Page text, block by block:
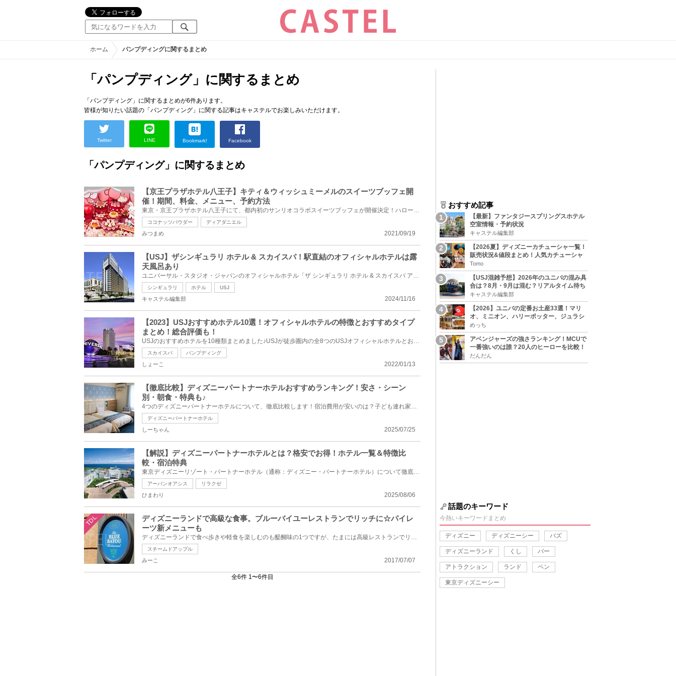
ホーム パンプディングに関するまとめ
「パンプディング」に関するまとめ
「パンプディング」に関するまとめが6件あります。
皆様が知りたい話題の「パンプディング」に関する記事はキャステルでお楽しみいただけます。
Twitter LINE Bookmark! Facebook
「パンプディング」に関するまとめ
【京王プラザホテル八王子】キティ＆ウィッシュミーメルのスイーツブッフェ開
催！期間、料金、メニュー、予約方法
東京・京王プラザホテル八王子にて、都内初のサンリオコラボスイーツブッフェが開催決定！ハローキティ...
ココナッツパウダー ディアダニエル
2021/09/19
みつまめ
【USJ】ザシンギュラリ ホテル & スカイスパ！駅直結のオフィシャルホテルは露
天風呂あり
ユニバーサル・スタジオ・ジャパンのオフィシャルホテル「ザ シンギュラリ ホテル & スカイスパ アット ...
シンギュラリ ホテル USJ
2024/11/16
キャステル編集部
【2023】USJおすすめホテル10選！オフィシャルホテルの特徴とおすすめタイプ
まとめ！総合評価も！
USJのおすすめホテルを10種類まとめました♪USJが徒歩圏内の全8つのUSJオフィシャルホテルとおすすめの2...
スカイスパ パンプディング
2022/01/13
しょーこ
【徹底比較】ディズニーパートナーホテルおすすめランキング！安さ・シーン
別・朝食・特典も♪
4つのディズニーパートナーホテルについて、徹底比較します！宿泊費用が安いのは？子ども連れ家族向けな...
ディズニーパートナーホテル
2025/07/25
しーちゃん
【解説】ディズニーパートナーホテルとは？格安でお得！ホテル一覧＆特徴比
較・宿泊特典
東京ディズニーリゾート・パートナーホテル（通称：ディズニー・パートナーホテル）について徹底解説！...
アーバンオアシス リラクゼ
2025/08/06
ひまわり
TDL
ディズニーランドで高級な食事。ブルーバイユーレストランでリッチに☆パイレ
ーツ新メニューも
ディズニーランドで食べ歩きや軽食を楽しむのも醍醐味の1つですが、たまには高級レストランでリッチなお...
スチームドアップル
2017/07/07
みーこ
全6件 1〜6件目
おすすめ記事
【最新】ファンタジースプリングスホテル
空室情報・予約状況
キャステル編集部
【2026夏】ディズニーカチューシャ一覧！
販売状況&値段まとめ！人気カチューシャ
をチェック
Tomo
【USJ混雑予想】2026年のユニバの混み具
合は？8月・9月は混む？リアルタイム待ち
時間アプリも
キャステル編集部
【2026】ユニバの定番お土産33選！マリ
オ、ミニオン、ハリーポッター、ジュラシ
ックパーク、セサミ、SINGなどのグッズ情
報
めっち
アベンジャーズの強さランキング！MCUで
一番強いのは誰？20人のヒーローを比較！
だんだん
話題のキーワード
今熱いキーワードまとめ
ディズニー ディズニーシー バズ
ディズニーランド くし バー
アトラクション ランド ペン
東京ディズニーシー